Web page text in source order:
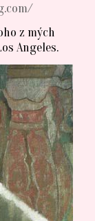
z mých
Angeles.